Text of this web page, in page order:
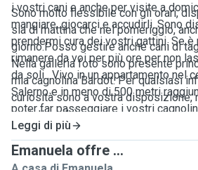
i vostri cani e anche per visite a
mangiare, giocarci e accudirli. Sono
prendermi cura dei vostri gattini. Se
rimanere da voi per più ore per non
da soli . Vivo in un appartamento nel
Salerno e in meno di 500 metri
poter far passeggiare i vostri
invece è presente un parco con un'
sgambamento cani dove potrei
giocare e correre un po'. Trascorrere
Sono molto flessibile con gli orari,
sia di mattina che nel pomeriggio,
giorno.Posso gestire anche cani di
Nella galleria foto sono presente
mia cagnolina Bardot. Per qualsiasi
curiosità sono a vostra disposizione,
contattarmi! :)
Leggi di più
Emanuela offre ...